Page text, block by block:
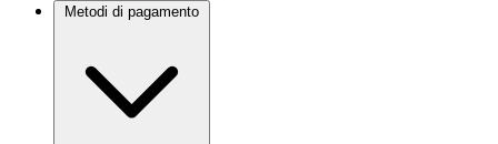
Metodi di pagamento